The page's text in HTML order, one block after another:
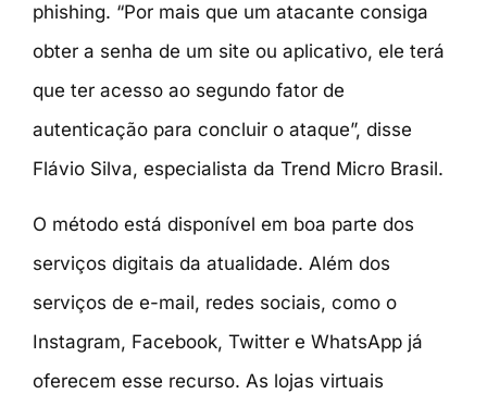
phishing. “Por mais que um atacante consiga
obter a senha de um site ou aplicativo, ele terá
que ter acesso ao segundo fator de
autenticação para concluir o ataque”, disse
Flávio Silva, especialista da Trend Micro Brasil.
O método está disponível em boa parte dos
serviços digitais da atualidade. Além dos
serviços de e-mail, redes sociais, como o
Instagram, Facebook, Twitter e WhatsApp já
oferecem esse recurso. As lojas virtuais